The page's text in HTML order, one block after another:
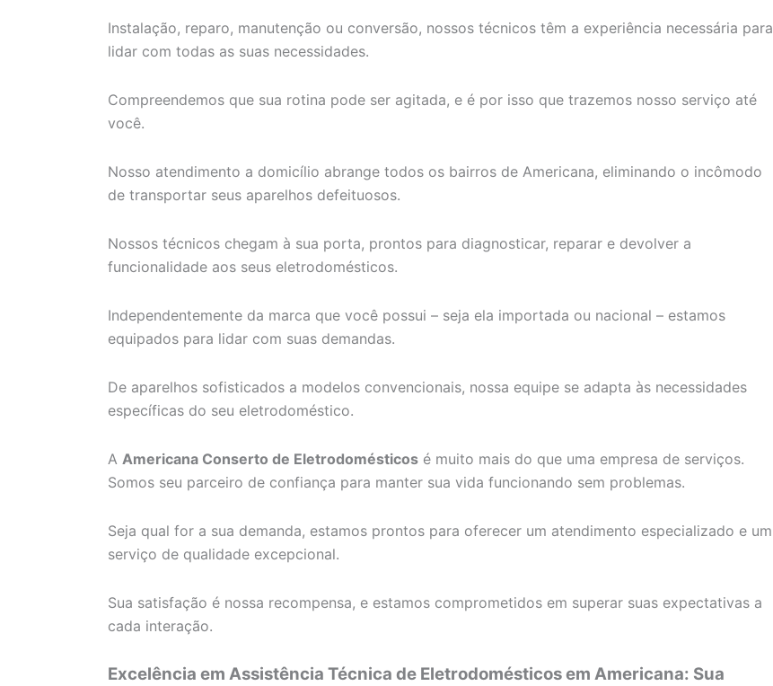
Instalação, reparo, manutenção ou conversão, nossos técnicos têm a experiência necessária para
lidar com todas as suas necessidades.
Compreendemos que sua rotina pode ser agitada, e é por isso que trazemos nosso serviço até
você.
Nosso atendimento a domicílio abrange todos os bairros de Americana, eliminando o incômodo
de transportar seus aparelhos defeituosos.
Nossos técnicos chegam à sua porta, prontos para diagnosticar, reparar e devolver a
funcionalidade aos seus eletrodomésticos.
Independentemente da marca que você possui – seja ela importada ou nacional – estamos
equipados para lidar com suas demandas.
De aparelhos sofisticados a modelos convencionais, nossa equipe se adapta às necessidades
específicas do seu eletrodoméstico.
A Americana Conserto de Eletrodomésticos é muito mais do que uma empresa de serviços.
Somos seu parceiro de confiança para manter sua vida funcionando sem problemas.
Seja qual for a sua demanda, estamos prontos para oferecer um atendimento especializado e um
serviço de qualidade excepcional.
Sua satisfação é nossa recompensa, e estamos comprometidos em superar suas expectativas a
cada interação.
Excelência em Assistência Técnica de Eletrodomésticos em Americana: Sua